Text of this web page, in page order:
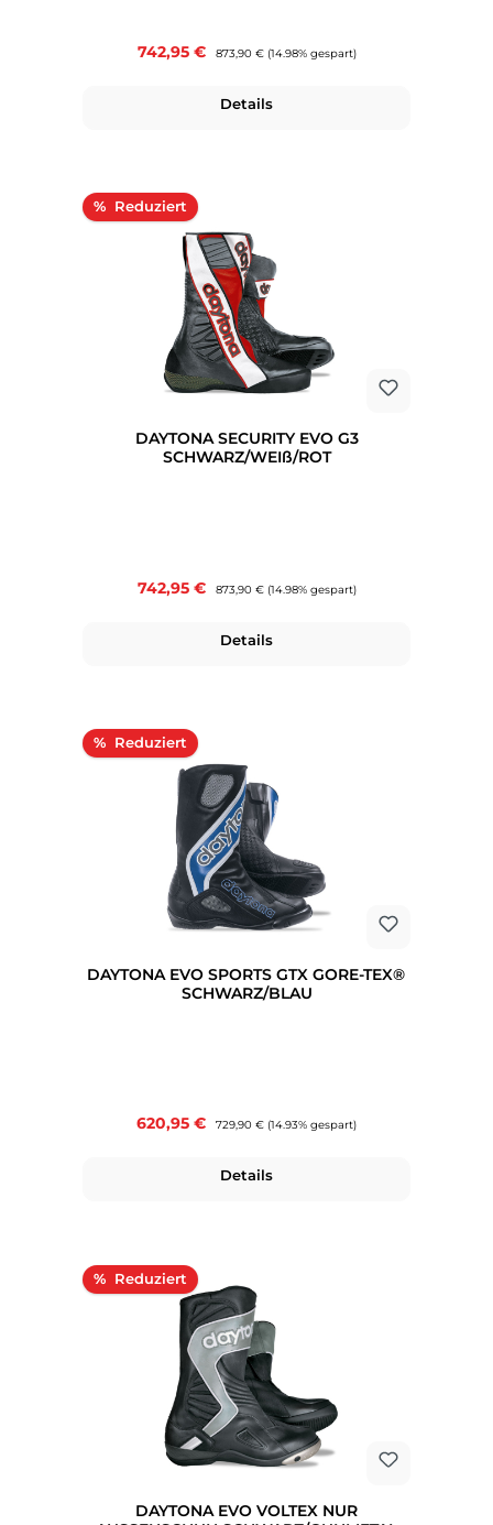
Verkaufspreis:
742,95 € Regulärer Preis:
873,90 € (14.98% gespart)
Details
% Rabatt
DAYTONA SECURITY EVO G3
SCHWARZ/WEIß/ROT
Verkaufspreis:
742,95 € Regulärer Preis:
873,90 € (14.98% gespart)
Details
% Rabatt
DAYTONA EVO SPORTS GTX GORE-TEX®
SCHWARZ/BLAU
Verkaufspreis:
620,95 € Regulärer Preis:
729,90 € (14.93% gespart)
Details
% Rabatt
DAYTONA EVO VOLTEX NUR